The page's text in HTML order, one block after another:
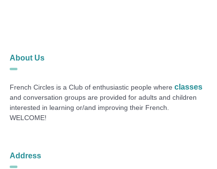
About Us
French Circles is a Club of enthusiastic people whereclasses
and conversation groups are provided for adults and children
interested in learning or/and improving their French.
WELCOME!
Address